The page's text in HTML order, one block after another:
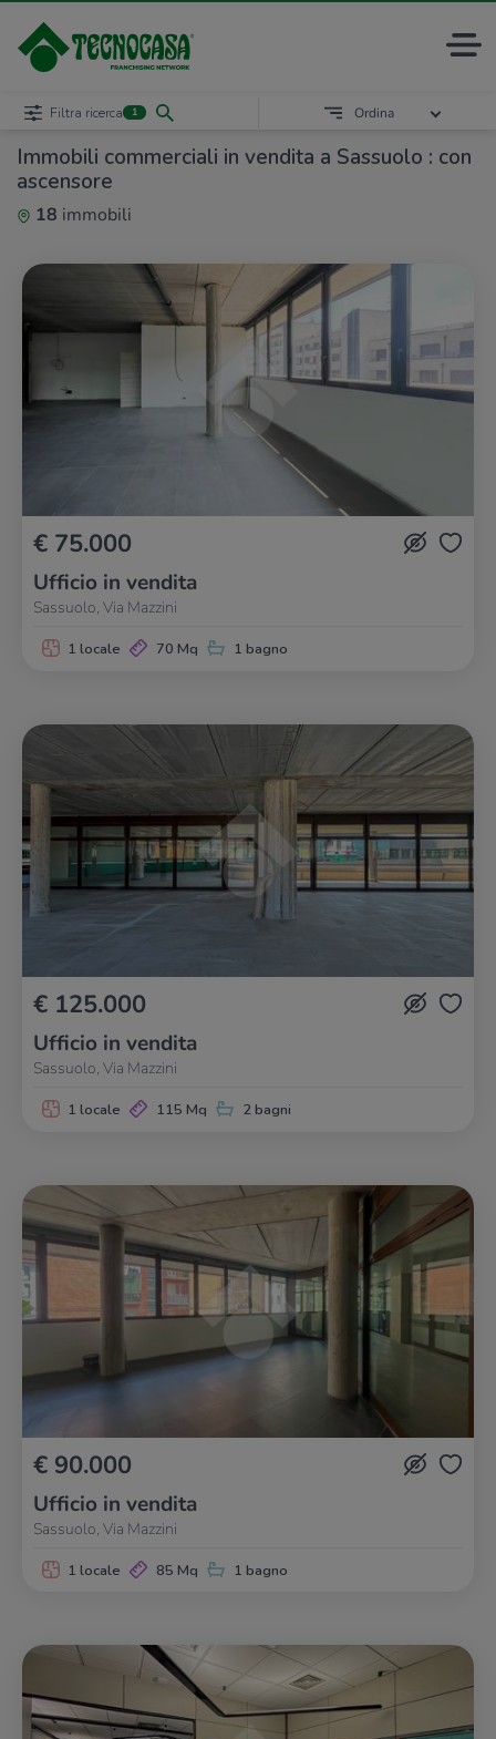
Immobili commerciali in vendita a Sassuolo : con
ascensore
18 immobili
Filtra ricerca 1 Ordina
€ 75.000
Ufficio in vendita
Sassuolo, Via Mazzini
1 locale 70 Mq 1 bagno
€ 125.000
Ufficio in vendita
Sassuolo, Via Mazzini
1 locale 115 Mq 2 bagni
€ 90.000
Ufficio in vendita
Sassuolo, Via Mazzini
1 locale 85 Mq 1 bagno